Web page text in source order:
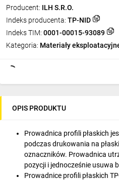
Producent: ILH S.R.O.
Indeks producenta: TP-NID
Indeks TIM: 0001-00015-93089
Kategoria: Materiały
OPIS PRODUKTU
Prowadnica profili płaskich
podczas drukowania na
oznaczników. Prowadnica
pozycji i jednocześnie usuwa
Prowadnice profili płaskich